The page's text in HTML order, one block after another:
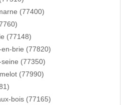
(77400)
(77148)
brie (77820)
(77350)
(77990)
bois (77165)